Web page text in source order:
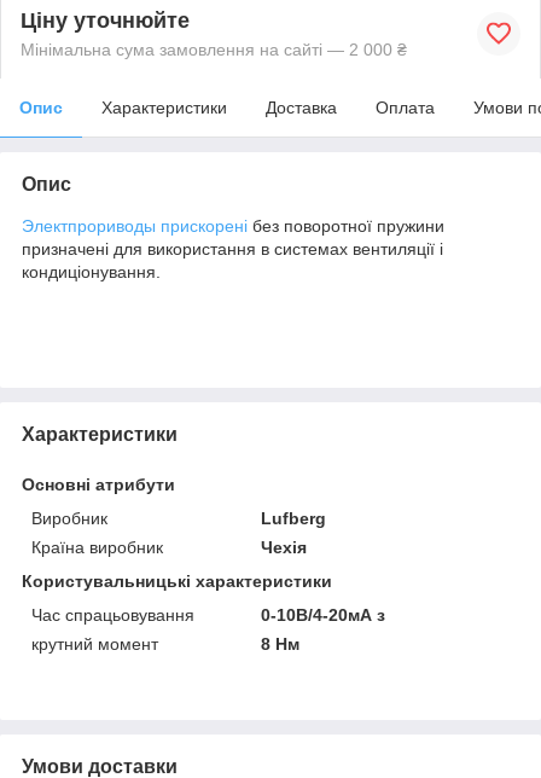
Ціну уточнюйте
Мінімальна сума замовлення на сайті — 2 000 ₴
Опис Характеристики Доставка Оплата Умови
Опис
Электпрориводы прискорені без поворотної пружини
призначені для використання в системах вентиляції і
кондиціонування.
Характеристики
Основні атрибути
Виробник
Lufberg
Країна виробник
Чехія
Користувальницькі характеристики
Час спрацьовування
0-10В/4-20мА з
крутний момент
8 Нм
Умови доставки